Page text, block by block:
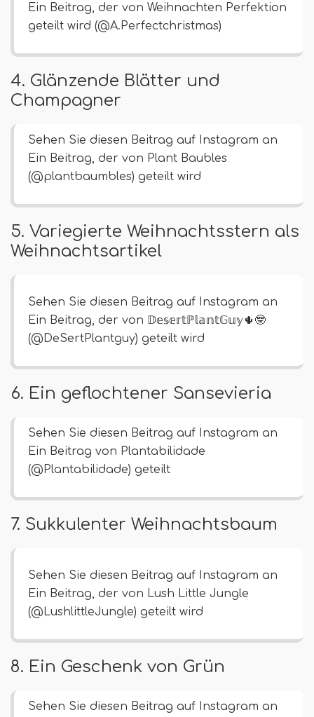
Ein Beitrag, der von Weihnachten Perfektion
geteilt wird (@A.Perfectchristmas)
4. Glänzende Blätter und
Champagner
Sehen Sie diesen Beitrag auf Instagram an
Ein Beitrag, der von Plant Baubles
(@plantbaumbles) geteilt wird
5. Variegierte Weihnachtsstern als
Weihnachtsartikel
Sehen Sie diesen Beitrag auf Instagram an
Ein Beitrag, der von 𝔻𝕖𝕤𝕖𝕣𝕥ℙ𝕝𝕒𝕟𝕥𝔾𝕦𝕪🌵🤓
(@DeSertPlantguy) geteilt wird
6. Ein geflochtener Sansevieria
Sehen Sie diesen Beitrag auf Instagram an
Ein Beitrag von Plantabilidade
(@Plantabilidade) geteilt
7. Sukkulenter Weihnachtsbaum
Sehen Sie diesen Beitrag auf Instagram an
Ein Beitrag, der von Lush Little Jungle
(@LushlittleJungle) geteilt wird
8. Ein Geschenk von Grün
Sehen Sie diesen Beitrag auf Instagram an